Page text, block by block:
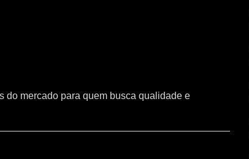
do mercado para quem busca qualidade e